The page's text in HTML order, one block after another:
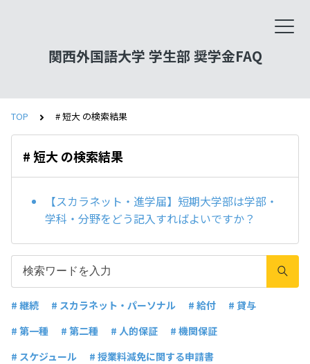
関西外国語大学 学生部 奨学金FAQ
TOP # 短大 の検索結果
# 短大 の検索結果
【スカラネット・進学届】短期大学部は学部・
学科・分野をどう記入すればよいですか？
# 継続 # スカラネット・パーソナル # 給付
# 貸与
# 第一種
# 第二種 # 人的保証
# 機関保証
# スケジュール
# 授業料減免に関する申請書